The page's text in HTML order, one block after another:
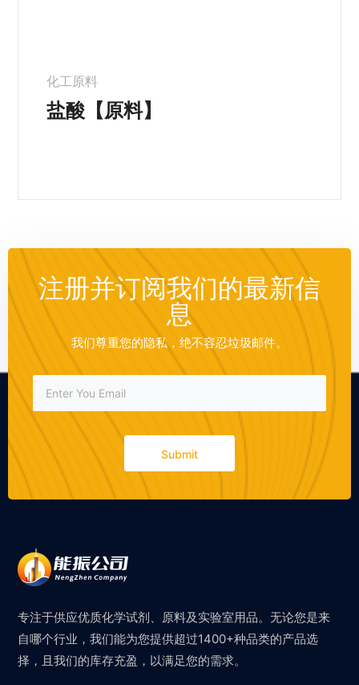
化工原料
盐酸【原料】
注册并订阅我们的最新信
息
我们尊重您的隐私，绝不容忍垃圾邮件。
Submit
专注于供应优质化学试剂、原料及实验室用品。无论您是来
自哪个行业，我们能为您提供超过1400+种品类的产品选
择，且我们的库存充盈，以满足您的需求。